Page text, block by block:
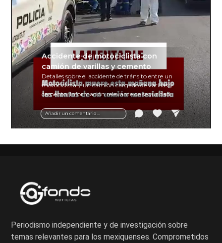
Añadir un comentario ...
Accidente de motociclista con
camión de varillas y cemento
Detalles sobre el accidente de tránsito entre un
motociclista y un camión cargado de varillas y
cemento. Información relevante de seguridad
vial y recomendaciones para motociclistas.
Periodismo independiente y de investigación sobre
temas relevantes para los mexiquenses. Comprometidos